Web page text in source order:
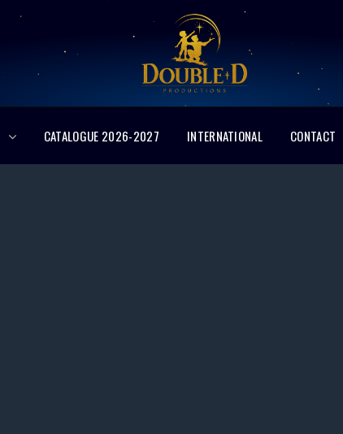
CATALOGUE 2026-2027 INTERNATIONAL CONTACT